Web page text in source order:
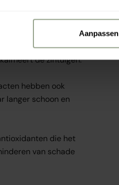
Aanpassen
de hoofdhuid, en de
de zintuigen.
hebben ook
langer schoon en
die het
van schade